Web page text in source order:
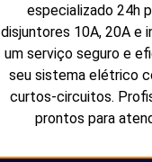
especializado 24h
disjuntores 10A, 20A e
um serviço seguro e
seu sistema elétrico
curtos-circuitos.
prontos para